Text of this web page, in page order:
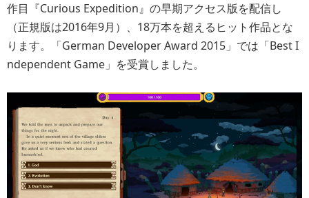
作目『Curious Expedition』の早期アクセス版を配信し
（正規版は2016年9月）、18万本を超えるヒット作品とな
ります。「German Developer Award 2015」では「Best I
ndependent Game」を受賞しました。